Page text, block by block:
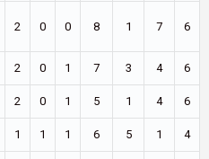
2 0 0 8 1 7 6
2 0 1 7 3 4 6
2 0 1 5 1 4 6
1 1 1 6 5 1 4